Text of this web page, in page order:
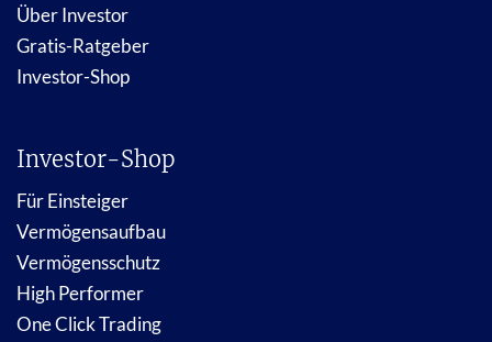
Über Investor
Gratis-Ratgeber
Investor-Shop
Investor-Shop
Für Einsteiger
Vermögensaufbau
Vermögensschutz
High Performer
One Click Trading